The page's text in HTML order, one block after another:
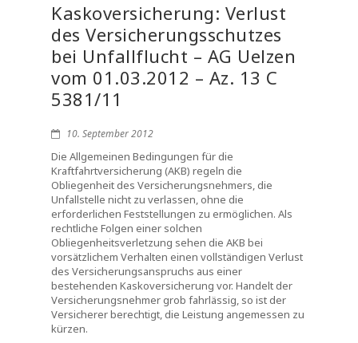
Kaskoversicherung: Verlust
des Versicherungsschutzes
bei Unfallflucht – AG Uelzen
vom 01.03.2012 – Az. 13 C
5381/11
10. September 2012
Die Allgemeinen Bedingungen für die
Kraftfahrtversicherung (AKB) regeln die
Obliegenheit des Versicherungsnehmers, die
Unfallstelle nicht zu verlassen, ohne die
erforderlichen Feststellungen zu ermöglichen. Als
rechtliche Folgen einer solchen
Obliegenheitsverletzung sehen die AKB bei
vorsätzlichem Verhalten einen vollständigen Verlust
des Versicherungsanspruchs aus einer
bestehenden Kaskoversicherung vor. Handelt der
Versicherungsnehmer grob fahrlässig, so ist der
Versicherer berechtigt, die Leistung angemessen zu
kürzen.